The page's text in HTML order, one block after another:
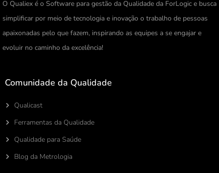
O Qualiex é o Software para gestão da Qualidade da ForLogic e busca
simplificar por meio de tecnologia e inovação o trabalho de pessoas
apaixonadas pelo que fazem, inspirando as equipes a se engajar e
evoluir no caminho da excelência!
Comunidade da Qualidade
Qualicast
Ferramentas da Qualidade
Qualidade para Saúde
Blog da Metrologia